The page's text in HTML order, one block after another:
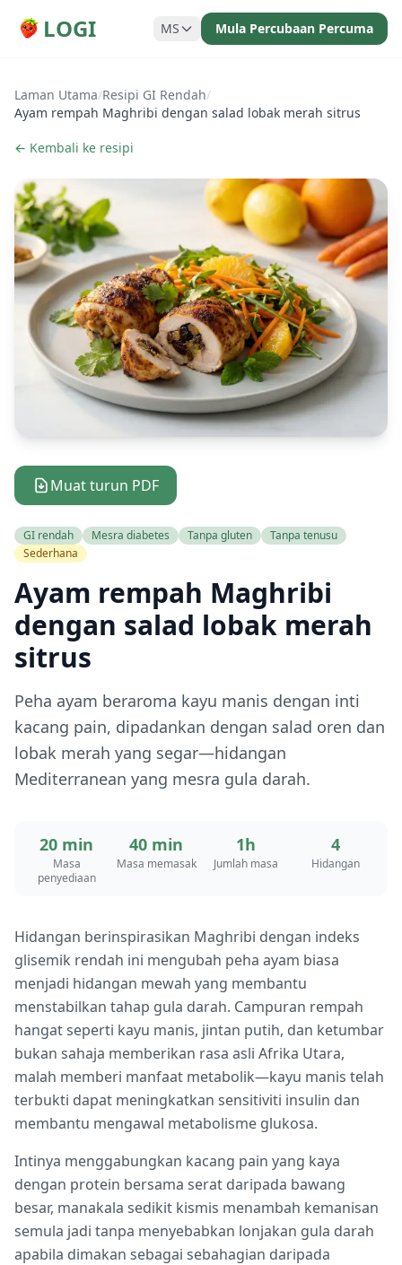
LOGI MS Mula Percubaan Percuma
Laman Utama/Resipi GI Rendah/
Ayam rempah Maghribi dengan salad lobak merah sitrus
← Kembali ke resipi
Muat turun PDF
GI rendah Mesra diabetes Tanpa gluten
Tanpa tenusu
Sederhana
Ayam rempah Maghribi
dengan salad lobak merah
sitrus
Peha ayam beraroma kayu manis dengan inti
kacang pain, dipadankan dengan salad oren dan
lobak merah yang segar—hidangan
Mediterranean yang mesra gula darah.
20 min
Masa
penyediaan
40 min
Masa memasak
1h
Jumlah masa
4
Hidangan
Hidangan berinspirasikan Maghribi dengan indeks
glisemik rendah ini mengubah peha ayam biasa
menjadi hidangan mewah yang membantu
menstabilkan tahap gula darah. Campuran rempah
hangat seperti kayu manis, jintan putih, dan ketumbar
bukan sahaja memberikan rasa asli Afrika Utara,
malah memberi manfaat metabolik—kayu manis telah
terbukti dapat meningkatkan sensitiviti insulin dan
membantu mengawal metabolisme glukosa.
Intinya menggabungkan kacang pain yang kaya
dengan protein bersama serat daripada bawang
besar, manakala sedikit kismis menambah kemanisan
semula jadi tanpa menyebabkan lonjakan gula darah
apabila dimakan sebagai sebahagian daripada